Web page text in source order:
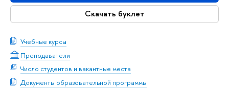
Скачать буклет
Учебные курсы
Преподаватели
Число студентов и вакантные места
Документы образовательной программы